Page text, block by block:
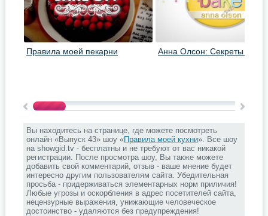
Правила моей пекарни Анна Олсон: Секреты
Вы находитесь на странице, где можете посмотреть
онлайн «Выпуск 43» шоу «Правила моей кухни». Все шоу
на showgid.tv - бесплатны и не требуют от вас никакой
регистрации. После просмотра шоу, Вы также можете
добавить свой комментарий, отзыв - ваше мнение будет
интересно другим пользователям сайта. Убедительная
просьба - придерживаться элементарных норм приличия!
Любые угрозы и оскорбления в адрес посетителей сайта,
нецензурные выражения, унижающие человеческое
достоинство - удаляются без предупреждения!